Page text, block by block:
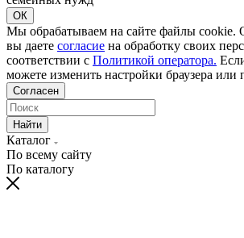
ОК
Мы обрабатываем на сайте файлы cookie.
вы даете согласие на обработку своих
соответствии с Политикой оператора.
можете изменить настройки браузера или
Согласен
Найти
Каталог
По всему сайту
По каталогу